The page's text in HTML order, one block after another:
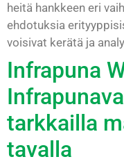
heitä hankkeen eri
ehdotuksia
voisivat kerätä ja
Infrapuna
tarkkailla
tavalla